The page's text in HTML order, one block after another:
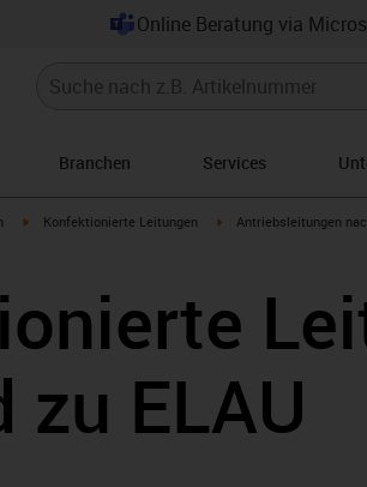
Online Beratung via
Branchen Services
igus-icon-arrow-right
Konfektionierte Leitungen igus-icon-arrow-right
Antriebsleitungen
zu ELAU